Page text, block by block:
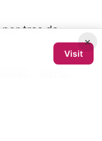
tras da
案：为什么
×
Visit